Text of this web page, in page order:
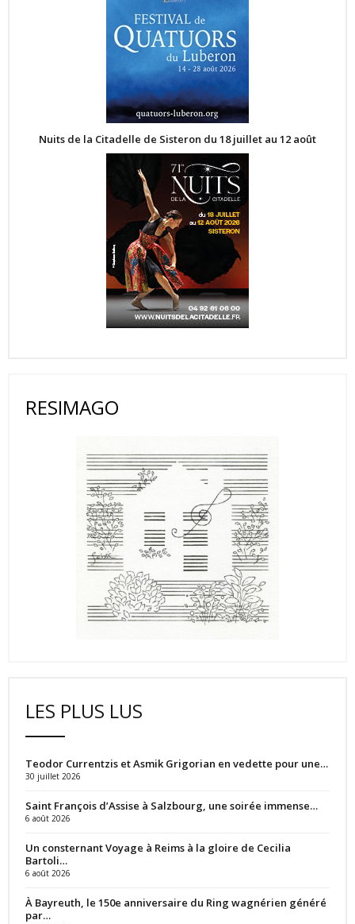
Nuits de la Citadelle de Sisteron du 18 juillet au 12 août
RESIMAGO
LES PLUS LUS
Teodor Currentzis et Asmik Grigorian en vedette pour une…
30 juillet 2026
Saint François d’Assise à Salzbourg, une soirée immense…
6 août 2026
Un consternant Voyage à Reims à la gloire de Cecilia
Bartoli…
6 août 2026
À Bayreuth, le 150e anniversaire du Ring wagnérien généré
par…